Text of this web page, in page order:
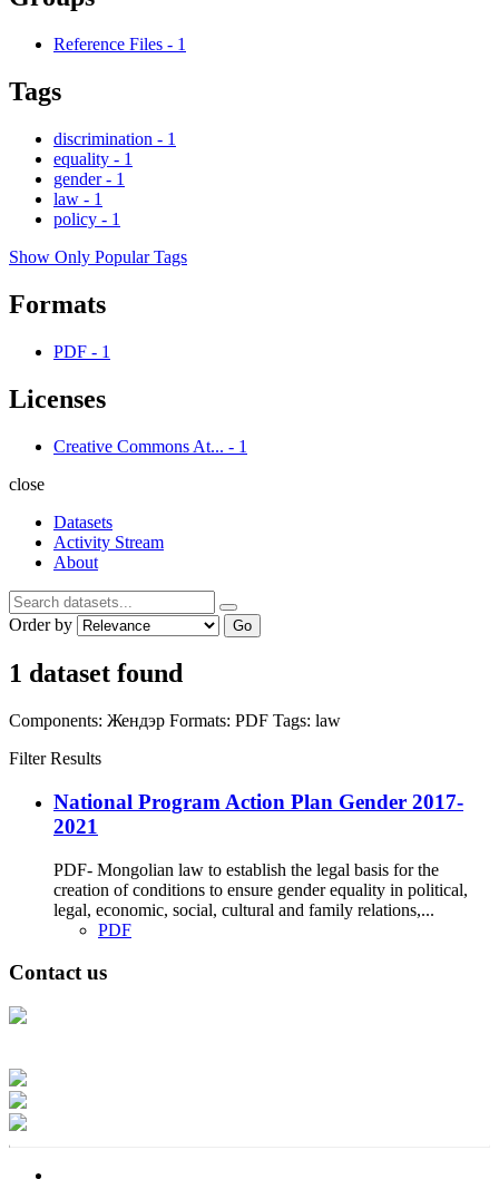
Reference Files - 1
Tags
discrimination - 1
equality - 1
gender - 1
law - 1
policy - 1
Show Only Popular Tags
Formats
PDF - 1
Licenses
Creative Commons At... - 1
close
Datasets
Activity Stream
About
Order by Go
1 dataset found
Components: Жендэр Formats: PDF Tags: law
Filter Results
National Program Action Plan Gender 2017-
2021
PDF- Mongolian law to establish the legal basis for the
creation of conditions to ensure gender equality in political,
legal, economic, social, cultural and family relations,...
PDF
Contact us